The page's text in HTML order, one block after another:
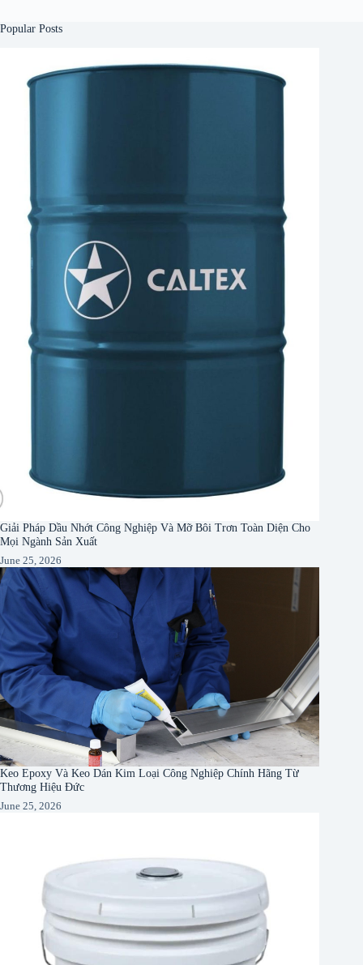
Popular Posts
Giải Pháp Dầu Nhớt Công Nghiệp Và Mỡ Bôi Trơn Toàn Diện Cho
Mọi Ngành Sản Xuất
June 25, 2026
Keo Epoxy Và Keo Dán Kim Loại Công Nghiệp Chính Hãng Từ
Thương Hiệu Đức
June 25, 2026